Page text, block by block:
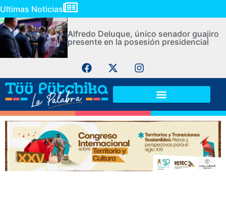
Ultimas Noticias
Alfredo Deluque, único senador guajiro
presente en la posesión presidencial